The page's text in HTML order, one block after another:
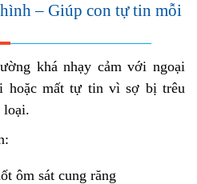
– Giúp con tự tin mỗi
khá nhạy cảm với ngoại
hoặc mất tự tin vì sợ bị trêu
loại.
ôm sát cung răng